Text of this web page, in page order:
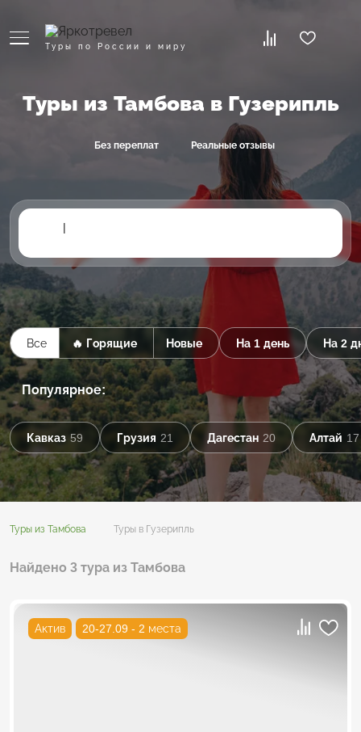
Туры по России и миру
Туры из Тамбова в Гузерипль
Без переплат Реальные отзывы
|
Все 🔥 Горящие Новые На 1 день На 2
Популярное:
Кавказ 59 Грузия 21 Дагестан 20 Алтай 17
Туры из Тамбова Туры в Гузерипль
Найдено 3 тура из Тамбова
Актив 20-27.09 - 2 места